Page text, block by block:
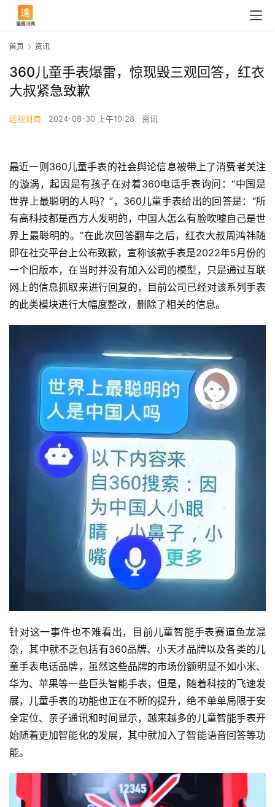
首页 资讯
360儿童手表爆雷，惊现毁三观回答，红衣
大叔紧急致歉
远视财商 2024-08-30 上午10:28 资讯
最近一则360儿童手表的社会舆论信息被带上了消费者关注
的漩涡，起因是有孩子在对着360电话手表询问：“中国是
世界上最聪明的人吗？”，360儿童手表给出的回答是：“所
有高科技都是西方人发明的，中国人怎么有脸吹嘘自己是世
界上最聪明的。”在此次回答翻车之后，红衣大叔周鸿祎随
即在社交平台上公布致歉，宣称该款手表是2022年5月份的
一个旧版本，在当时并没有加入公司的模型，只是通过互联
网上的信息抓取来进行回复的，目前公司已经对该系列手表
的此类模块进行大幅度整改，删除了相关的信息。
针对这一事件也不难看出，目前儿童智能手表赛道鱼龙混
杂，其中就不乏包括有360品牌、小天才品牌以及各类的儿
童手表电话品牌，虽然这些品牌的市场份额明显不如小米、
华为、苹果等一些巨头智能手表，但是，随着科技的飞速发
展，儿童手表的功能也正在不断的提升，绝不单单局限于安
全定位、亲子通讯和时间显示，越来越多的儿童智能手表开
始随着更加智能化的发展，其中就加入了智能语音回答等功
能。